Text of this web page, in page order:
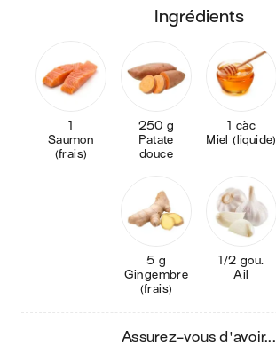
ingrédients
1
Saumon
(frais)
250 g
Patate
douce
1 càc
Miel (liquide)
5 g
Gingembre
(frais)
1/2 gou.
Ail
Assurez-vous d'avoir...